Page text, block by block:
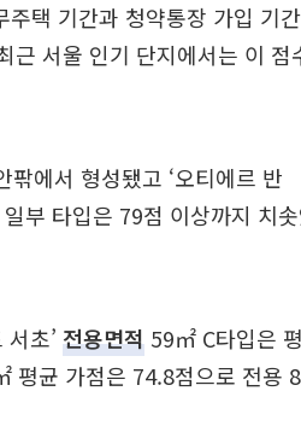
택 기간과 청약통장 가입 기간
근 서울 인기 단지에서는 이 점
팎에서 형성됐고 ‘오티에르 반
부 타입은 79점 이상까지 치
초’ 전용면적 59㎡ C타입은
평균 가점은 74.8점으로 전용